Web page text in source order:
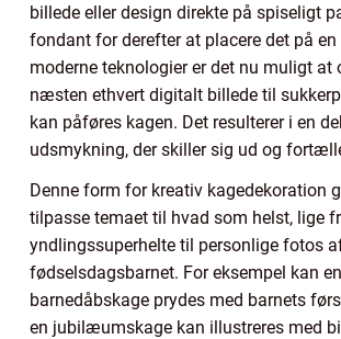
billede eller design direkte på spiseligt
fondant for derefter at placere det på en
moderne teknologier er det nu muligt at
næsten ethvert digitalt billede til
kan påføres kagen. Det resulterer i en
udsmykning, der skiller sig ud og
Denne form for kreativ kagedekoration
tilpasse temaet til hvad som helst, lige
yndlingssuperhelte til personlige fotos
fødselsdagsbarnet. For eksempel kan en
barnedåbskage prydes med barnets
en jubilæumskage kan illustreres med